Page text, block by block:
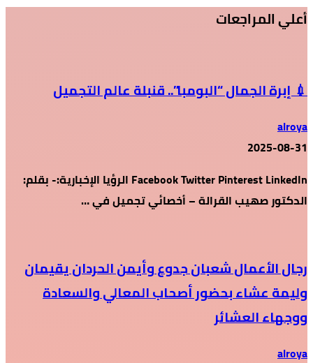
أعلي المراجعات
💉 إبرة الجمال “البومبا”.. قنبلة عالم التجميل
alroya
2025-08-31
Facebook Twitter Pinterest LinkedIn الرؤيا الإخبارية:- بقلم:
الدكتور صهيب القرالة – أخصائي تجميل في …
رجال الأعمال شعبان جدوع وأيمن الحردان يقيمان
وليمة عشاء بحضور أصحاب المعالي والسعادة
ووجهاء العشائر
alroya